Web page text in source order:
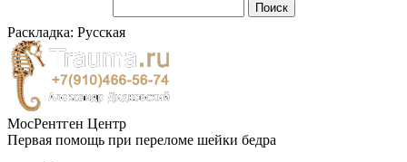
Раскладка: Русская
МосРентген Центр
Первая помощь при переломе шейки бедра